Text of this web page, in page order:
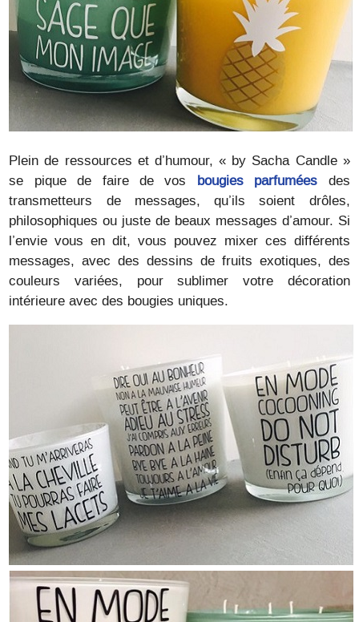
Plein de ressources et d’humour, « by Sacha Candle »
se pique de faire de vos bougies parfumées des
transmetteurs de messages, qu’ils soient drôles,
philosophiques ou juste de beaux messages d’amour. Si
l’envie vous en dit, vous pouvez mixer ces différents
messages, avec des dessins de fruits exotiques, des
couleurs variées, pour sublimer votre décoration
intérieure avec des bougies uniques.